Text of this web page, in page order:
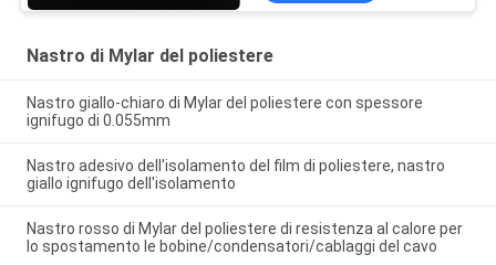
Nastro di Mylar del poliestere
Nastro giallo-chiaro di Mylar del poliestere con spessore
ignifugo di 0.055mm
Nastro adesivo dell'isolamento del film di poliestere, nastro
giallo ignifugo dell'isolamento
Nastro rosso di Mylar del poliestere di resistenza al calore per
lo spostamento le bobine/condensatori/cablaggi del cavo